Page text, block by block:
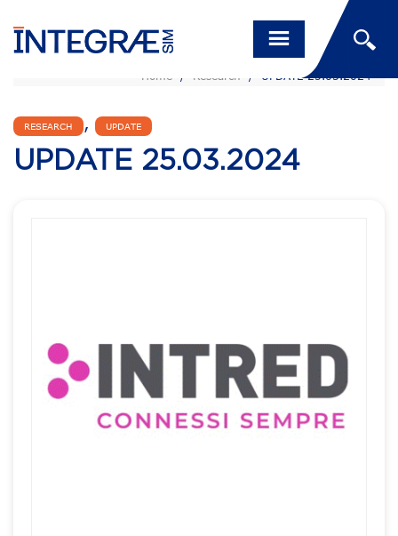
Home / Research / UPDATE 25.03.2024
RESEARCH , UPDATE
UPDATE 25.03.2024